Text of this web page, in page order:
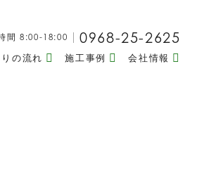
間 8:00-18:00 0968-25-2625
の流れ 施工事例 会社情報